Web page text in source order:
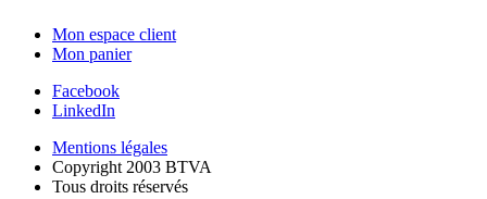
Mon espace client
Mon panier
Facebook
LinkedIn
Mentions légales
Copyright 2003 BTVA
Tous droits réservés